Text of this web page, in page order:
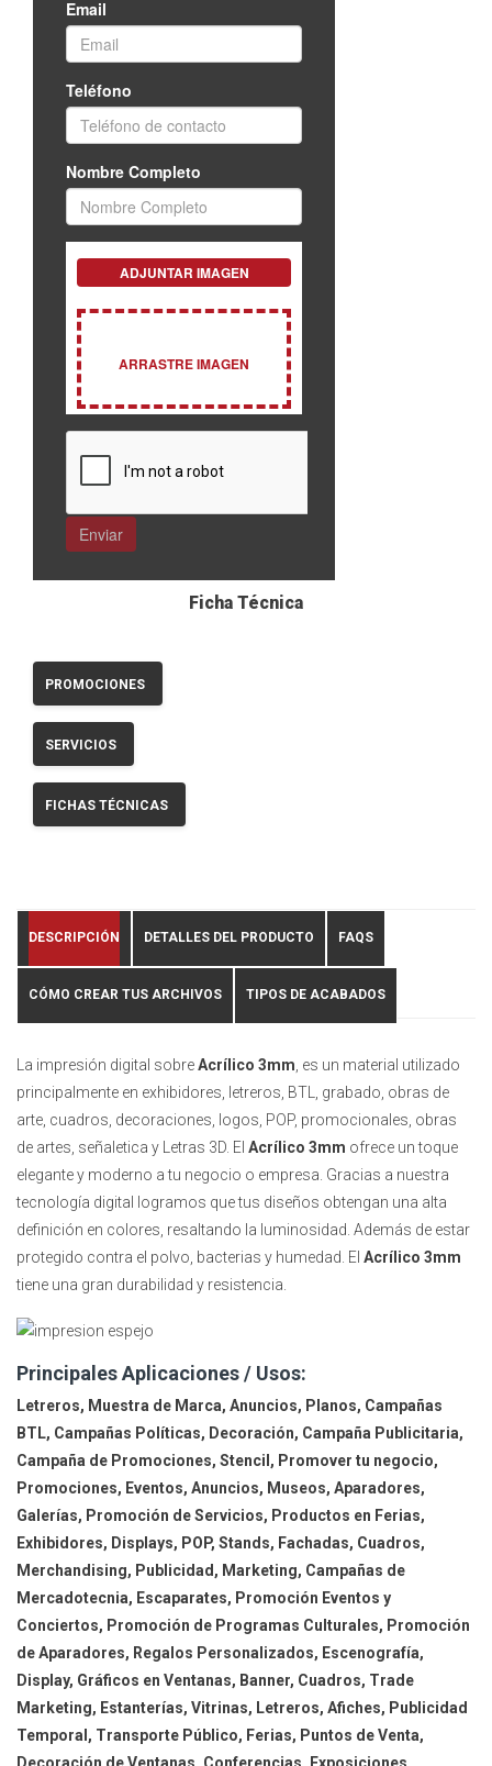
Ficha Técnica
PROMOCIONES
SERVICIOS
FICHAS TÉCNICAS
DESCRIPCIÓN DETALLES DEL PRODUCTO FAQS
CÓMO CREAR TUS ARCHIVOS TIPOS DE ACABADOS
La impresión digital sobreAcrílico 3mm , es un material utilizado
principalmente en exhibidores, letreros, BTL, grabado, obras de
arte, cuadros, decoraciones, logos, POP, promocionales, obras
de artes, señaletica y Letras 3D. El Acrílico 3mm ofrece un toque
elegante y moderno a tu negocio o empresa. Gracias a nuestra
tecnología digital logramos que tus diseños obtengan una alta
definición en colores, resaltando la luminosidad. Además de estar
protegido contra el polvo, bacterias y humedad. El Acrílico 3mm
tiene una gran durabilidad y resistencia.
Principales Aplicaciones / Usos:
Letreros, Muestra de Marca, Anuncios, Planos, Campañas
BTL, Campañas Políticas, Decoración, Campaña Publicitaria,
Campaña de Promociones, Stencil, Promover tu negocio,
Promociones, Eventos, Anuncios, Museos, Aparadores,
Galerías, Promoción de Servicios, Productos en Ferias,
Exhibidores, Displays, POP, Stands, Fachadas, Cuadros,
Merchandising, Publicidad, Marketing, Campañas de
Mercadotecnia, Escaparates, Promoción Eventos y
Conciertos, Promoción de Programas Culturales, Promoción
de Aparadores, Regalos Personalizados, Escenografía,
Display, Gráficos en Ventanas, Banner, Cuadros, Trade
Marketing, Estanterías, Vitrinas, Letreros, Afiches, Publicidad
Temporal, Transporte Público, Ferias, Puntos de Venta,
Decoración de Ventanas, Conferencias, Exposiciones,